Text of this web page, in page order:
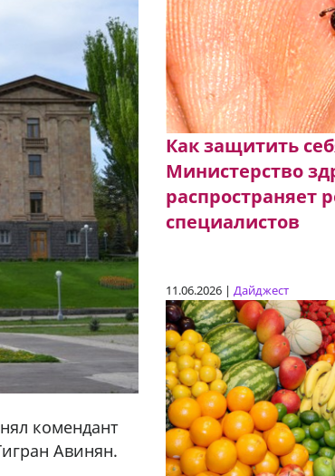
комендант
Авинян.
Как защитить
Министерство
распространяет
специалистов
11.06.2026 | Дайджест